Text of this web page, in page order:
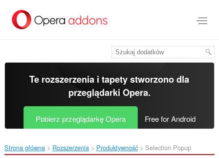
treści
Te rozszerzenia i tapety stworzono dla
przeglądarki Opera.
Pobierz przeglądarkę Opera Free for Android
Strona główna Rozszerzenia Produktywność Selection Popup‎